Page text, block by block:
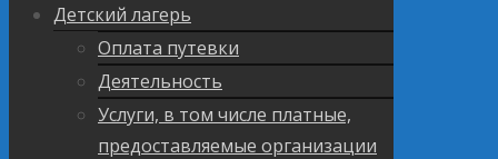
Детский лагерь
Оплата путевки
Деятельность
Услуги, в том числе платные,
предоставляемые организации